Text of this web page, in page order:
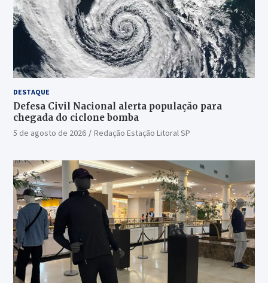
DESTAQUE
Defesa Civil Nacional alerta população para
chegada do ciclone bomba
5 de agosto de 2026 Redação Estação Litoral SP